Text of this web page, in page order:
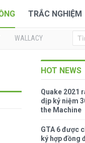
TRẮC NGHIỆM
WALLACY
HOT NEWS
Quake 2021
dịp kỷ niệm
the Machine
GTA 6 được
ký hợp đồng